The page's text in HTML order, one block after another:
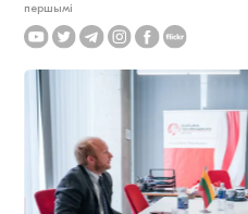
першымі